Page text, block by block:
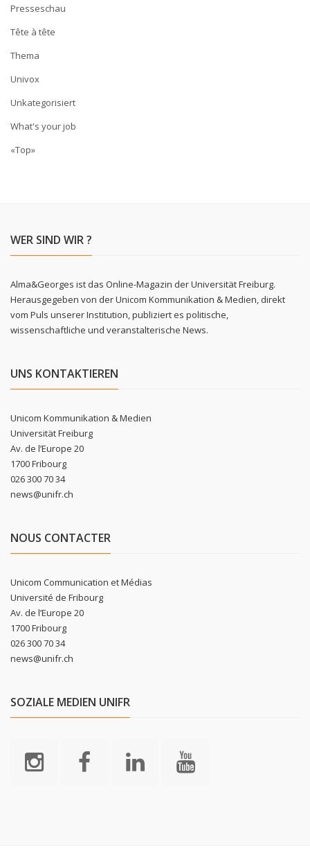
Presseschau
Tête à tête
Thema
Univox
Unkategorisiert
What's your job
«Top»
WER SIND WIR ?
Alma&Georges ist das Online-Magazin der Universität Freiburg.
Herausgegeben von der Unicom Kommunikation & Medien, direkt
vom Puls unserer Institution, publiziert es politische,
wissenschaftliche und veranstalterische News.
UNS KONTAKTIEREN
Unicom Kommunikation & Medien
Universität Freiburg
Av. de l’Europe 20
1700 Fribourg
026 300 70 34
news@unifr.ch
NOUS CONTACTER
Unicom Communication et Médias
Université de Fribourg
Av. de l’Europe 20
1700 Fribourg
026 300 70 34
news@unifr.ch
SOZIALE MEDIEN UNIFR